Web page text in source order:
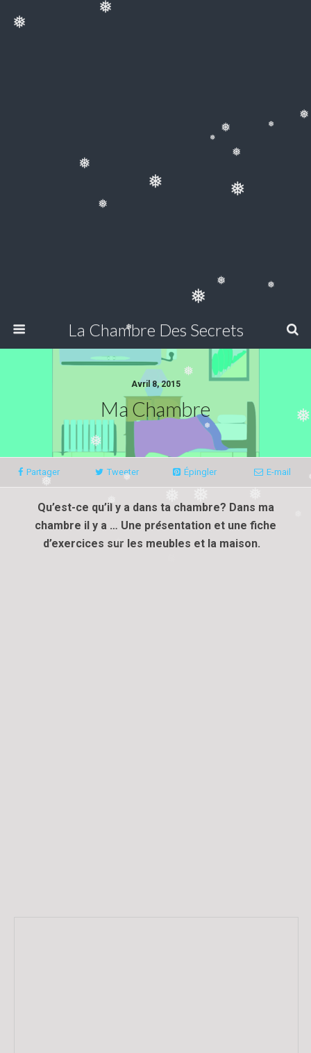
❅
❅
❅
❅
❅
❅ ❅
❅
❅
❅
❅
❅
❅
❅
❅
❅
❅
❅
❅
❅
La Chambre Des Secrets
Avril 8, 2015
Ma Chambre
Partager Tweeter Épingler E-mail
Qu’est-ce qu’il y a dans ta chambre? Dans ma
chambre il y a … Une présentation et une fiche
d’exercices sur les meubles et la maison.